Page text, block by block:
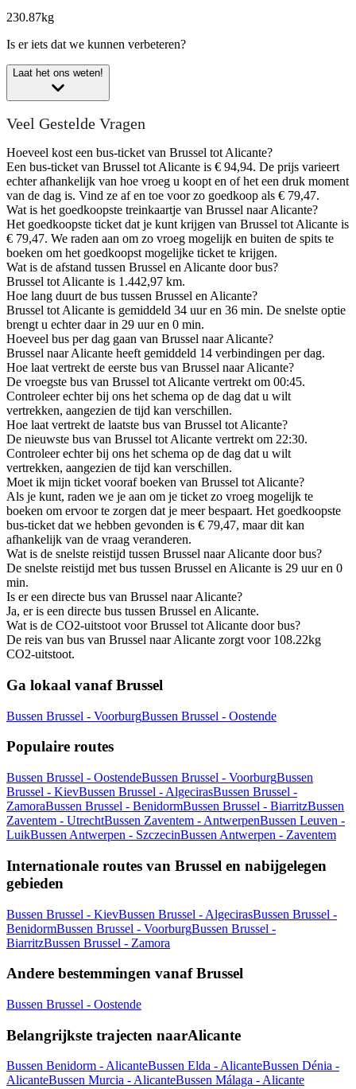
230.87kg
Is er iets dat we kunnen verbeteren?
Laat het ons weten!
Veel Gestelde Vragen
Hoeveel kost een bus-ticket van Brussel tot Alicante?
Een bus-ticket van Brussel tot Alicante is € 94,94. De prijs varieert
echter afhankelijk van hoe vroeg u koopt en of het een druk moment
van de dag is. Vind ze af en toe voor zo goedkoop als € 79,47.
Wat is het goedkoopste treinkaartje van Brussel naar Alicante?
Het goedkoopste ticket dat je kunt krijgen van Brussel tot Alicante is
€ 79,47. We raden aan om zo vroeg mogelijk en buiten de spits te
boeken om het goedkoopst mogelijke ticket te krijgen.
Wat is de afstand tussen Brussel en Alicante door bus?
Brussel tot Alicante is 1.442,97 km.
Hoe lang duurt de bus tussen Brussel en Alicante?
Brussel tot Alicante is gemiddeld 34 uur en 36 min. De snelste optie
brengt u echter daar in 29 uur en 0 min.
Hoeveel bus per dag gaan van Brussel naar Alicante?
Brussel naar Alicante heeft gemiddeld 14 verbindingen per dag.
Hoe laat vertrekt de eerste bus van Brussel naar Alicante?
De vroegste bus van Brussel tot Alicante vertrekt om 00:45.
Controleer echter bij ons het schema op de dag dat u wilt
vertrekken, aangezien de tijd kan verschillen.
Hoe laat vertrekt de laatste bus van Brussel tot Alicante?
De nieuwste bus van Brussel tot Alicante vertrekt om 22:30.
Controleer echter bij ons het schema op de dag dat u wilt
vertrekken, aangezien de tijd kan verschillen.
Moet ik mijn ticket vooraf boeken van Brussel tot Alicante?
Als je kunt, raden we je aan om je ticket zo vroeg mogelijk te
boeken om ervoor te zorgen dat je meer bespaart. Het goedkoopste
bus-ticket dat we hebben gevonden is € 79,47, maar dit kan
afhankelijk van de vraag veranderen.
Wat is de snelste reistijd tussen Brussel naar Alicante door bus?
De snelste reistijd met bus tussen Brussel en Alicante is 29 uur en 0
min.
Is er een directe bus van Brussel naar Alicante?
Ja, er is een directe bus tussen Brussel en Alicante.
Wat is de CO2-uitstoot voor Brussel tot Alicante door bus?
De reis van bus van Brussel naar Alicante zorgt voor 108.22kg
CO2-uitstoot.
Ga lokaal vanaf Brussel
Bussen Brussel - VoorburgBussen Brussel - Oostende
Populaire routes
Bussen Brussel - OostendeBussen Brussel - VoorburgBussen
Brussel - KievBussen Brussel - AlgecirasBussen Brussel -
ZamoraBussen Brussel - BenidormBussen Brussel - BiarritzBussen
Zaventem - UtrechtBussen Zaventem - AntwerpenBussen Leuven -
LuikBussen Antwerpen - SzczecinBussen Antwerpen - Zaventem
Internationale routes van Brussel en nabijgelegen
gebieden
Bussen Brussel - KievBussen Brussel - AlgecirasBussen Brussel -
BenidormBussen Brussel - VoorburgBussen Brussel -
BiarritzBussen Brussel - Zamora
Andere bestemmingen vanaf Brussel
Bussen Brussel - Oostende
Belangrijkste trajecten naarAlicante
Bussen Benidorm - AlicanteBussen Elda - AlicanteBussen Dénia -
AlicanteBussen Murcia - AlicanteBussen Málaga - Alicante